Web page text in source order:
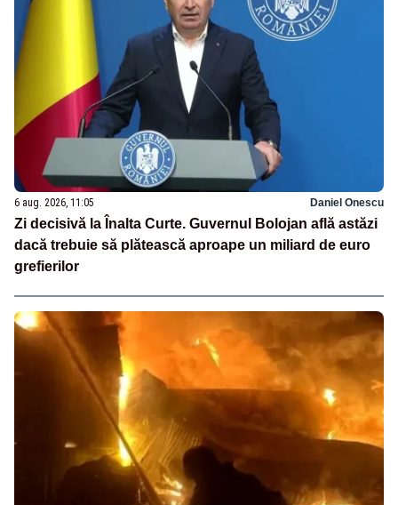
6 aug. 2026, 11:05 Daniel Onescu
Zi decisivă la Înalta Curte. Guvernul Bolojan află astăzi
dacă trebuie să plătească aproape un miliard de euro
grefierilor